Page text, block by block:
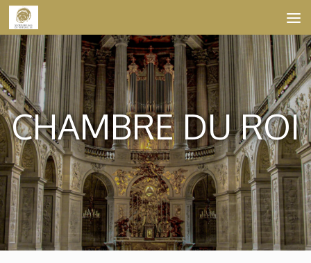
Skip to content
CHAMBRE DU ROI